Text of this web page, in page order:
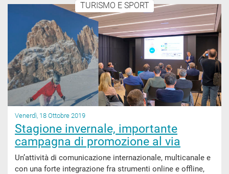
TURISMO E SPORT
Venerdì, 18 Ottobre 2019
Stagione invernale, importante
campagna di promozione al via
Un’attività di comunicazione internazionale, multicanale e
con una forte integrazione fra strumenti online e offline,